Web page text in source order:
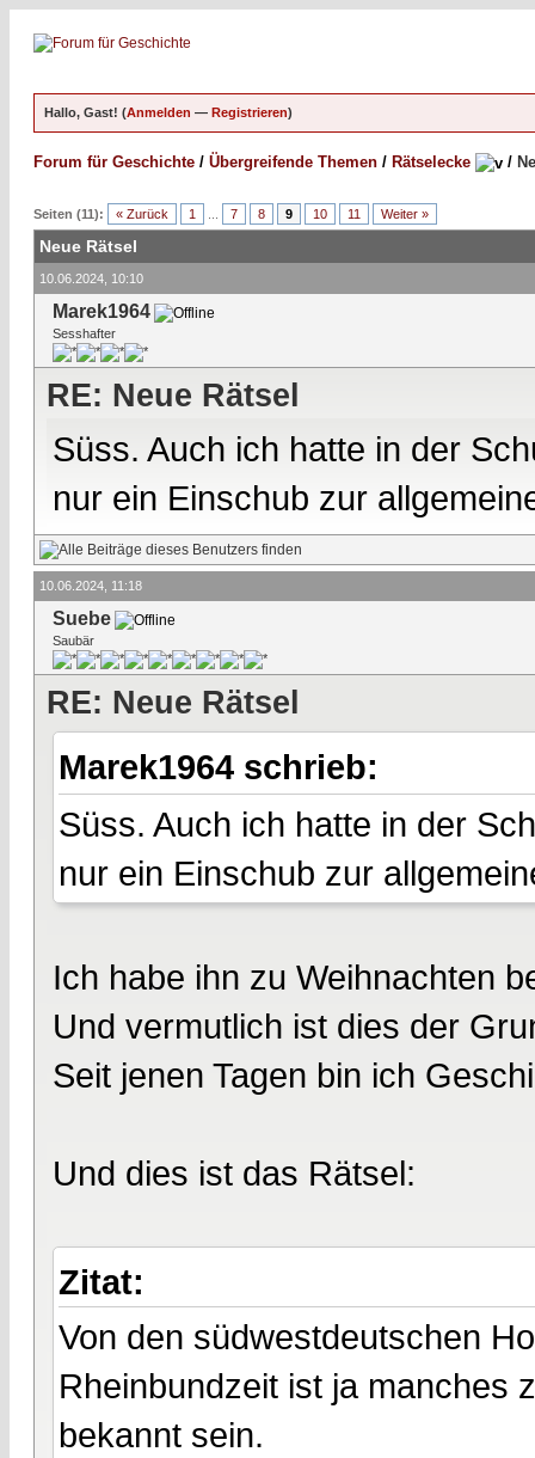
Hallo, Gast! (Anmelden — Registrieren)
Forum für Geschichte / Übergreifende Themen / Rätselecke /
Seiten (11): « Zurück 1 7 8 9 10 11 Weiter »
Neue Rätsel
10.06.2024, 10:10
Marek1964
Sesshafter
RE: Neue Rätsel
Süss. Auch ich hatte in der
nur ein Einschub zur
10.06.2024, 11:18
Suebe
Saubär
RE: Neue Rätsel
Marek1964 schrieb:
Süss. Auch ich hatte in der
nur ein Einschub zur
Ich habe ihn zu Weihnachten
Und vermutlich ist dies der
Seit jenen Tagen bin ich
Und dies ist das Rätsel:
Zitat:
Von den südwestdeutschen
Rheinbundzeit ist ja manches
bekannt sein.